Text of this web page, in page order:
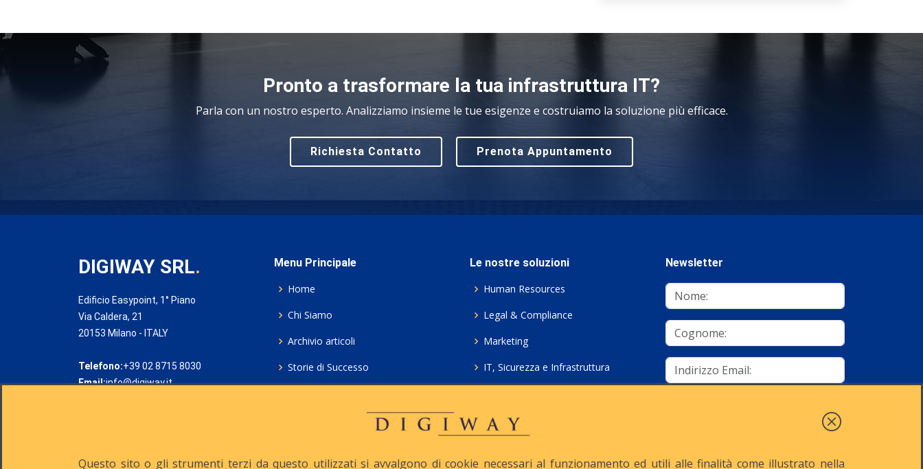
Pronto a trasformare la tua infrastruttura IT?
Parla con un nostro esperto. Analizziamo insieme le tue esigenze e costruiamo la soluzione più efficace.
Richiesta Contatto Prenota Appuntamento
DIGIWAY SRL.
Edificio Easypoint, 1° Piano
Via Caldera, 21
20153 Milano - ITALY
Telefono:+39 02 8715 8030
Email:info@digiway.it
Menu Principale
Home
Chi Siamo
Archivio articoli
Storie di Successo
Le nostre soluzioni
Human Resources
Legal & Compliance
Marketing
IT, Sicurezza e Infrastruttura
Consulenza ICT e Licenze
Newsletter
Questo sito o gli strumenti terzi da questo utilizzati si avvalgono di cookie necessari al funzionamento ed utili alle finalità come illustrato nella